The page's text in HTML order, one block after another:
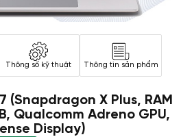
Thông số kỹ thuật Thông tin sản phẩm
(Snapdragon X Plus, RAM
Qualcomm Adreno GPU,
Display)